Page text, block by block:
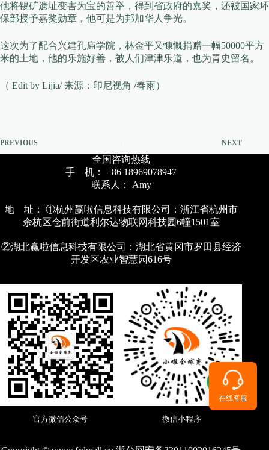
他将锡矿遗址变害为宝的善举，得到省政府的嘉奖，还被国家环
保部授予嘉奖勋章，他可是为邦加华人争光。
这次为了配合兴建孔庙学院，林金平又慷慨捐赠一幅50000平方
米的土地，他的乐施好善，被人们津津乐道，也为青史留名。
（ Edit by Lijia/ 来源：印尼视角 /春雨）
PREVIOUS NEXT
全国咨询热线
手 机： +86 18969078947
联系人： Amy
地 址： ①杭州赢啦信息科技有限公司：浙江省杭州市
余杭区仓前街道利尔达物联网科技园6幢1501室
②湖北赢啦信息科技有限公司：湖北省黄冈市罗田县经济
开发区农业智慧园616号
官方微信公众号 微信小程序
在线客服